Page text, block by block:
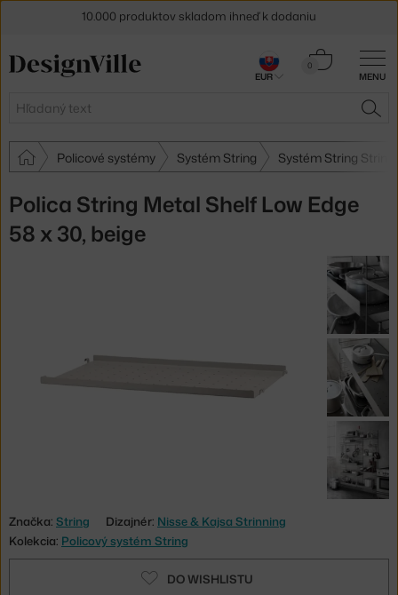
MENU
Hľadať
0
Košík
Policové systémy Systém String Systém String String
Polica String Metal Shelf Low Edge
58 x 30, beige
Značka: String Dizajnér: Nisse & Kajsa Strinning
Kolekcia: Policový systém String
DO WISHLISTU
30 dní na vrátenie tovaru
EUR